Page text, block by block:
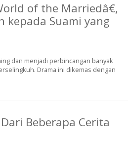
of the Marriedâ€,
kepada Suami yang
dan menjadi perbincangan banyak
Drama ini dikemas dengan
Beberapa Cerita